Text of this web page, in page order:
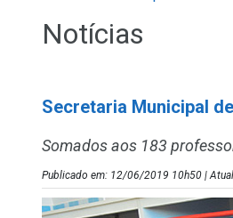
Notícias
Secretaria Municipal
Somados aos 183
Publicado em: 12/06/2019 10h50 |